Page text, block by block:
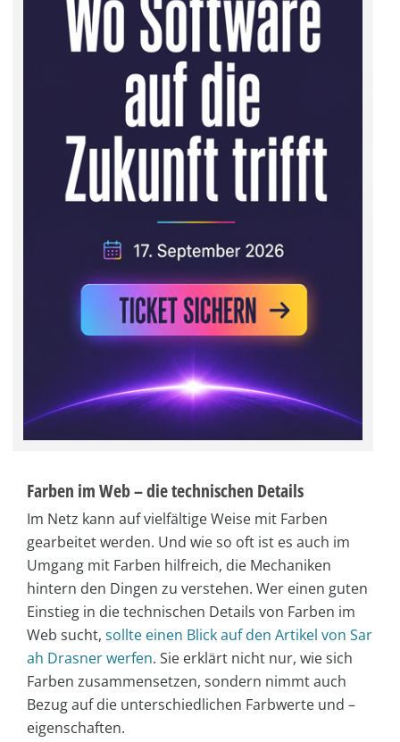
Farben im Web – die technischen Details
Im Netz kann auf vielfältige Weise mit Farben
gearbeitet werden. Und wie so oft ist es auch im
Umgang mit Farben hilfreich, die Mechaniken
hintern den Dingen zu verstehen. Wer einen guten
Einstieg in die technischen Details von Farben im
Web sucht, sollte einen Blick auf den Artikel von Sar
ah Drasner werfen. Sie erklärt nicht nur, wie sich
Farben zusammensetzen, sondern nimmt auch
Bezug auf die unterschiedlichen Farbwerte und –
eigenschaften.